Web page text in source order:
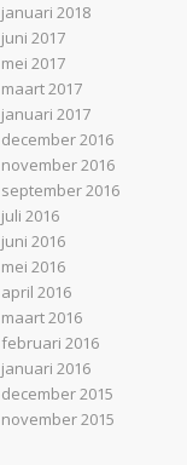
januari 2018
juni 2017
mei 2017
maart 2017
januari 2017
december 2016
november 2016
september 2016
juli 2016
juni 2016
mei 2016
april 2016
maart 2016
februari 2016
januari 2016
december 2015
november 2015